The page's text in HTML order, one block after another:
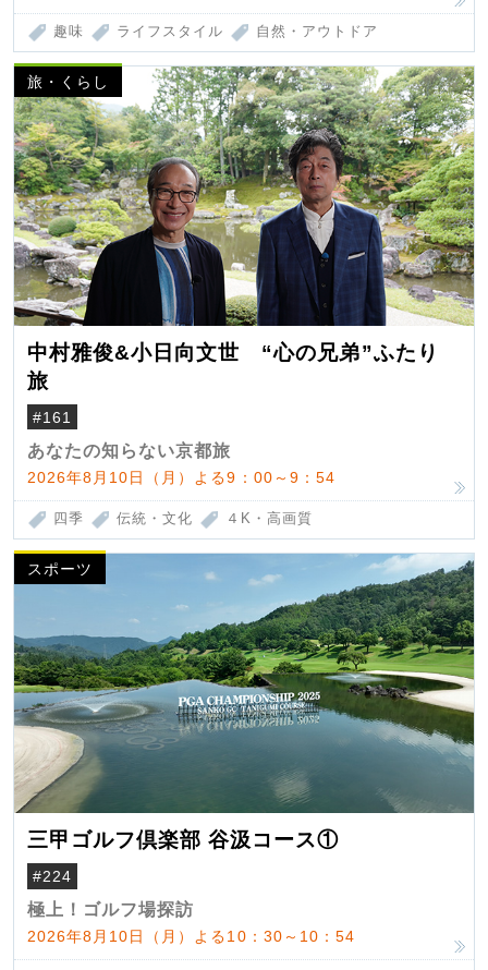
趣味 ライフスタイル 自然・アウトドア
旅・くらし
中村雅俊&小日向文世 “心の兄弟”ふたり
旅
#161
あなたの知らない京都旅
2026年8月10日（月）よる9：00～9：54
四季 伝統・文化 ４K・高画質
スポーツ
三甲ゴルフ倶楽部 谷汲コース①
#224
極上！ゴルフ場探訪
2026年8月10日（月）よる10：30～10：54